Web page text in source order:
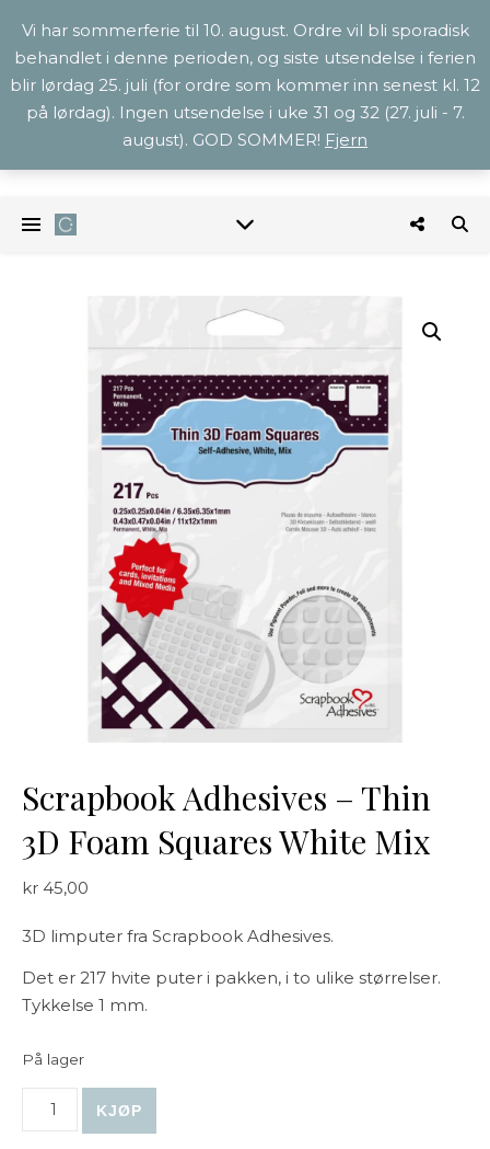
Scrapbook Adhesives – Thin
3D Foam Squares White Mix
kr 45,00
3D limputer fra Scrapbook Adhesives.
Det er 217 hvite puter i pakken, i to ulike størrelser.
Tykkelse 1 mm.
På lager
KJØP
Vi har sommerferie til 10. august. Ordre vil bli sporadisk
behandlet i denne perioden, og siste utsendelse i ferien
blir lørdag 25. juli (for ordre som kommer inn senest kl. 12
på lørdag). Ingen utsendelse i uke 31 og 32 (27. juli - 7.
august). GOD SOMMER! Fjern